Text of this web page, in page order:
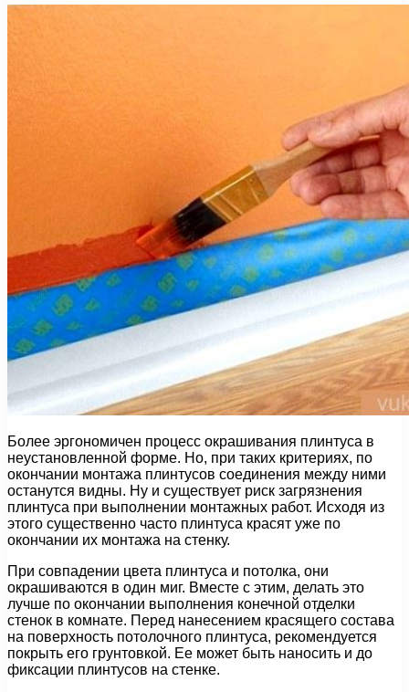
Более эргономичен процесс окрашивания плинтуса в
неустановленной форме. Но, при таких критериях, по
окончании монтажа плинтусов соединения между ними
останутся видны. Ну и существует риск загрязнения
плинтуса при выполнении монтажных работ. Исходя из
этого существенно часто плинтуса красят уже по
окончании их монтажа на стенку.
При совпадении цвета плинтуса и потолка, они
окрашиваются в один миг. Вместе с этим, делать это
лучше по окончании выполнения конечной отделки
стенок в комнате. Перед нанесением красящего состава
на поверхность потолочного плинтуса, рекомендуется
покрыть его грунтовкой. Ее может быть наносить и до
фиксации плинтусов на стенке.